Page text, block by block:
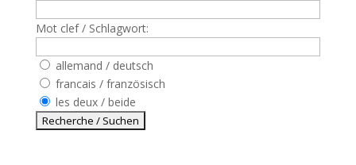
Mot clef / Schlagwort:
allemand / deutsch
francais / französisch
les deux / beide